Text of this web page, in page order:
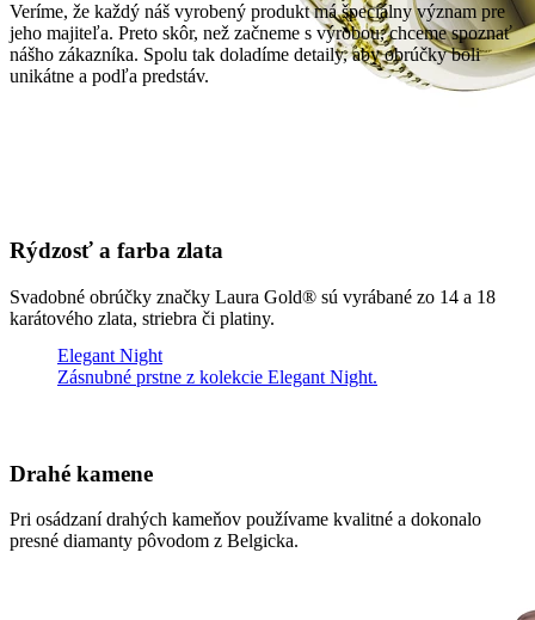
Elegant Night
Zásnubné prstne z kolekcie Elegant Night.
Veríme, že každý náš vyrobený produkt má špeciálny význam pre
jeho majiteľa. Preto skôr, než začneme s výrobou, chceme spoznať
nášho zákazníka. Spolu tak doladíme detaily, aby obrúčky boli
unikátne a podľa predstáv.
Rýdzosť a farba zlata
Svadobné obrúčky značky Laura Gold® sú vyrábané zo 14 a 18
karátového zlata, striebra či platiny.
Drahé kamene
Pri osádzaní drahých kameňov používame kvalitné a dokonalo
presné diamanty pôvodom z Belgicka.